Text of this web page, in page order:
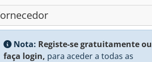
Nota: Registe-se gratuitamente ou
faça login, para aceder a todas as